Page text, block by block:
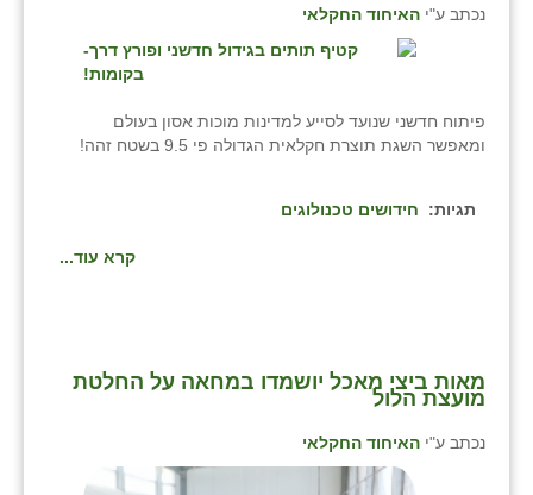
נכתב ע"י האיחוד החקלאי
פיתוח חדשני שנועד לסייע למדינות מוכות אסון בעולם
ומאפשר השגת תוצרת חקלאית הגדולה פי 9.5 בשטח זהה!
תגיות: חידושים טכנולוגים
קרא עוד...
מאות ביצי מאכל יושמדו במחאה על החלטת
מועצת הלול
נכתב ע"י האיחוד החקלאי